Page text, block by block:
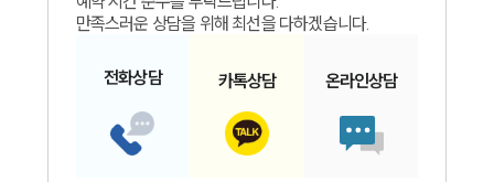
만족스러운 상담을 위해 최선을 다하겠습니다.
전화상담 카톡상담 온라인상담